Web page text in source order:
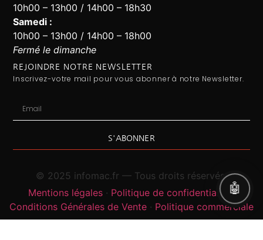
10h00 – 13h00 / 14h00 – 18h30
Samedi :
10h00 – 13h00 / 14h00 – 18h00
Fermé le dimanche
REJOINDRE NOTRE NEWSLETTER
Inscrivez-votre mail pour vous abonner à notre Newsletter.
S'ABONNER
© 2025 infomac.fr — Tous droits réservés.
Mentions légales· Politique de confidentialité ·
Conditions Générales de Vente · Politique commerciale
Assistant Infomac